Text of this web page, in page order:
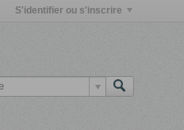
S'identifier ou s'inscrire